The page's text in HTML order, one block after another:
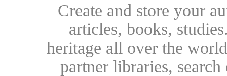
Create and store your
articles, books,
heritage all over the
partner libraries,